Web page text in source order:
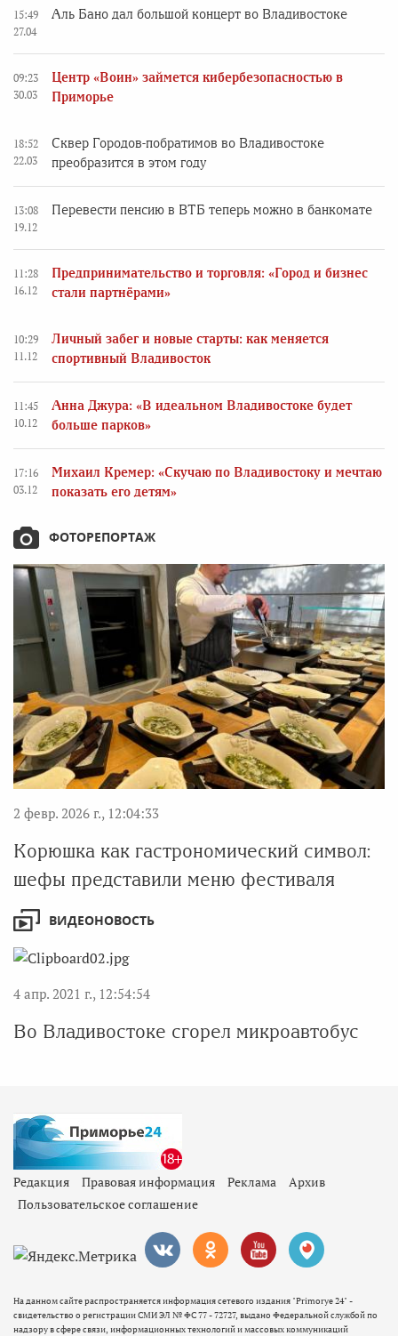
15:49
27.04
Аль Бано дал большой концерт во Владивостоке
09:23
30.03
Центр «Воин» займется кибербезопасностью в
Приморье
18:52
22.03
Сквер Городов-побратимов во Владивостоке
преобразится в этом году
13:08
19.12
Перевести пенсию в ВТБ теперь можно в банкомате
11:28
16.12
Предпринимательство и торговля: «Город и бизнес
стали партнёрами»
10:29
11.12
Личный забег и новые старты: как меняется
спортивный Владивосток
11:45
10.12
Анна Джура: «В идеальном Владивостоке будет
больше парков»
17:16
03.12
Михаил Кремер: «Скучаю по Владивостоку и мечтаю
показать его детям»
ФОТОРЕПОРТАЖ
2 февр. 2026 г., 12:04:33
Корюшка как гастрономический символ:
шефы представили меню фестиваля
ВИДЕОНОВОСТЬ
4 апр. 2021 г., 12:54:54
Во Владивостоке сгорел микроавтобус
Редакция Правовая информация Реклама
Архив
Пользовательское соглашение
На данном сайте распространяется информация сетевого издания "Primorye 24" -
свидетельство о регистрации СМИ ЭЛ № ФС 77 - 72727, выдано Федеральной службой по
надзору в сфере связи, информационных технологий и массовых коммуникаций